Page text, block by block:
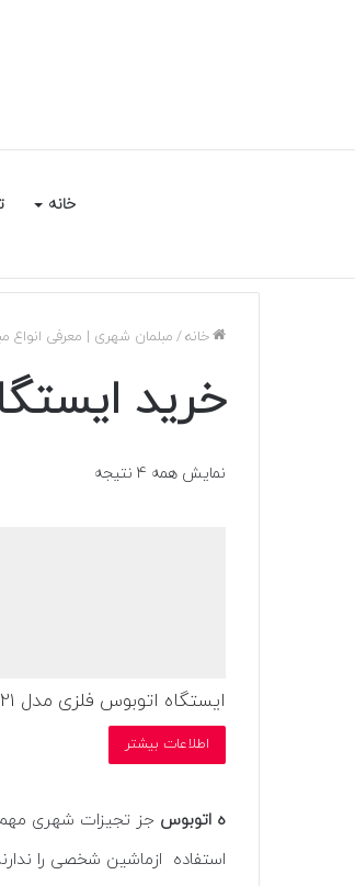
خانه
خانه/ مبلمان شهری | معرفی انواع
خرید
نمایش همه 4 نتیجه
ایستگاه اتوبوس فلزی مدل N21
اطلاعات بیشتر
ه اتوبوس جز تجیزات شهری مهم
استفاده ازماشین شخصی را